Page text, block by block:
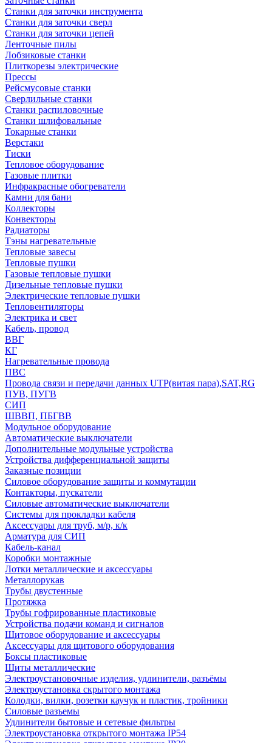
Станки для заточки инструмента
Станки для заточки сверл
Станки для заточки цепей
Ленточные пилы
Лобзиковые станки
Плиткорезы электрические
Прессы
Рейсмусовые станки
Сверлильные станки
Станки распиловочные
Станки шлифовальные
Токарные станки
Верстаки
Тиски
Тепловое оборудование
Газовые плитки
Инфракрасные обогреватели
Камни для бани
Коллекторы
Конвекторы
Радиаторы
Тэны нагревательные
Тепловые завесы
Тепловые пушки
Газовые тепловые пушки
Дизельные тепловые пушки
Электрические тепловые пушки
Тепловентиляторы
Электрика и свет
Кабель, провод
ВВГ
КГ
Нагревательные провода
ПВС
Провода связи и передачи данных UTP(витая пара),SAT,RG
ПУВ, ПУГВ
СИП
ШВВП, ПБГВВ
Модульное оборудование
Автоматические выключатели
Дополнительные модульные устройства
Устройства дифференциальной защиты
Заказные позиции
Силовое оборудование защиты и коммутации
Контакторы, пускатели
Силовые автоматические выключатели
Системы для прокладки кабеля
Аксессуары для труб, м/р, к/к
Арматура для СИП
Кабель-канал
Коробки монтажные
Лотки металлические и аксессуары
Металлорукав
Трубы двустенные
Протяжка
Трубы гофрированные пластиковые
Устройства подачи команд и сигналов
Щитовое оборудование и аксессуары
Аксессуары для щитового оборудования
Боксы пластиковые
Щиты металлические
Электроустановочные изделия, удлинители, разъёмы
Электроустановка скрытого монтажа
Колодки, вилки, розетки каучук и пластик, тройники
Силовые разъемы
Удлинители бытовые и сетевые фильтры
Электроустановка открытого монтажа IP54